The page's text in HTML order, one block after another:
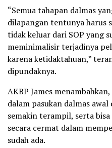
“Semua tahapan dalmas
dilapangan tentunya harus
tidak keluar dari SOP yang
meminimalisir terjadinya
karena ketidaktahuan,”
dipundaknya.
AKBP James
dalam pasukan dalmas
semakin terampil, serta
secara cermat dalam
sudah ada.